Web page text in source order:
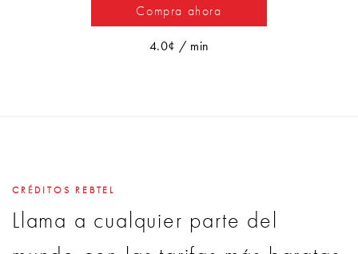
Compra ahora
4.0¢ / min
CRÉDITOS REBTEL
Llama a cualquier parte del